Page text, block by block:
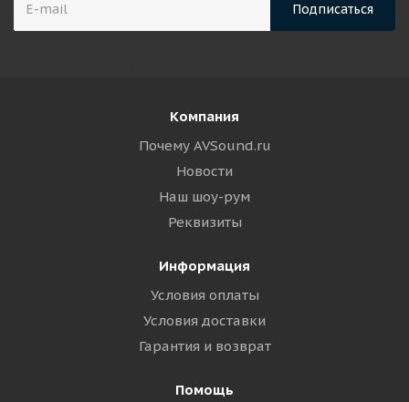
Компания
Почему AVSound.ru
Новости
Наш шоу-рум
Реквизиты
Информация
Условия оплаты
Условия доставки
Гарантия и возврат
Помощь